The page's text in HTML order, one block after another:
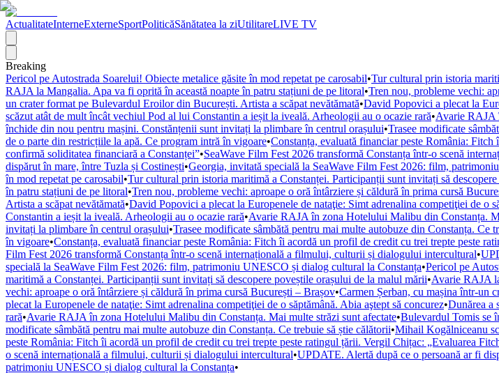
ActualitateInterneExterneSportPoliticăSănătatea la ziUtilitareLIVE TV
Breaking
Pericol pe Autostrada Soarelui! Obiecte metalice găsite în mod repetat pe carosabil•Tur cultural prin istoria
RAJA la Mangalia. Apa va fi oprită în această noapte în patru stațiuni de pe litoral•Tren nou, probleme vechi:
un crater format pe Bulevardul Eroilor din București. Artista a scăpat nevătămată•David Popovici a plecat la
scăzut atât de mult încât vechiul Pod al lui Constantin a ieșit la iveală. Arheologii au o ocazie rară•Avarie RAJA
închide din nou pentru mașini. Constănțenii sunt invitați la plimbare în centrul orașului•Trasee modificate
de o parte din restricțiile la apă. Ce program intră în vigoare•Constanța, evaluată financiar peste România:
confirmă soliditatea financiară a Constanței”•SeaWave Film Fest 2026 transformă Constanța într-o scenă
dispărut în mare, între Tuzla și Costinești•Georgia, invitată specială la SeaWave Film Fest 2026: film,
în mod repetat pe carosabil•Tur cultural prin istoria maritimă a Constanței. Participanții sunt invitați să
în patru stațiuni de pe litoral•Tren nou, probleme vechi: aproape o oră întârziere și căldură în prima cursă
Artista a scăpat nevătămată•David Popovici a plecat la Europenele de nataţie: Simt adrenalina competiţiei de o
Constantin a ieșit la iveală. Arheologii au o ocazie rară•Avarie RAJA în zona Hotelului Malibu din Constanța.
invitați la plimbare în centrul orașului•Trasee modificate sâmbătă pentru mai multe autobuze din Constanța. Ce
în vigoare•Constanța, evaluată financiar peste România: Fitch îi acordă un profil de credit cu trei trepte peste
Film Fest 2026 transformă Constanța într-o scenă internațională a filmului, culturii și dialogului intercultural•
specială la SeaWave Film Fest 2026: film, patrimoniu UNESCO și dialog cultural la Constanța•Pericol pe
maritimă a Constanței. Participanții sunt invitați să descopere poveștile orașului de la malul mării•Avarie RAJA
vechi: aproape o oră întârziere și căldură în prima cursă București – Brașov•Carmen Șerban, cu mașina într-un
plecat la Europenele de nataţie: Simt adrenalina competiţiei de o săptămână. Abia aştept să concurez•Dunărea a
rară•Avarie RAJA în zona Hotelului Malibu din Constanța. Mai multe străzi sunt afectate•Bulevardul Tomis se
modificate sâmbătă pentru mai multe autobuze din Constanța. Ce trebuie să știe călătorii•Mihail Kogălniceanu
peste România: Fitch îi acordă un profil de credit cu trei trepte peste ratingul țării. Vergil Chițac: „Evaluarea
o scenă internațională a filmului, culturii și dialogului intercultural•UPDATE. Alertă după ce o persoană ar fi
patrimoniu UNESCO și dialog cultural la Constanța•